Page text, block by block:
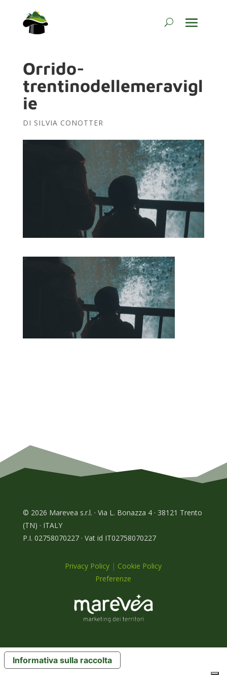
Orrido-
trentinodellemeravigl
ie
DI SILVIA CONOTTER
© 2026 Marevea s.r.l. · Via L. Bonazza 4 · 38121 Trento
(TN) · ITALY
P.I. 02758070227 · Vat id IT02758070227
Privacy Policy | Cookie Policy
Preferenze
Informativa sulla raccolta